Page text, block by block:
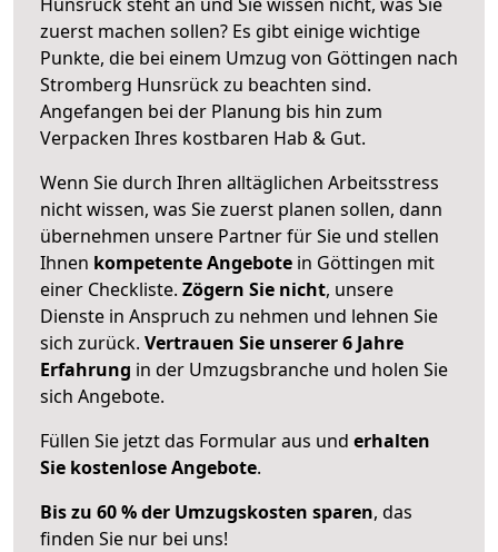
zuerst machen sollen? Es gibt einige wichtige
Punkte, die bei einem Umzug von Göttingen nach
Stromberg Hunsrück zu beachten sind.
Angefangen bei der Planung bis hin zum
Verpacken Ihres kostbaren Hab & Gut.
Wenn Sie durch Ihren alltäglichen Arbeitsstress
nicht wissen, was Sie zuerst planen sollen, dann
übernehmen unsere Partner für Sie und stellen
Ihnen kompetente Angebote in Göttingen mit
einer Checkliste. Zögern Sie nicht, unsere
Dienste in Anspruch zu nehmen und lehnen Sie
sich zurück. Vertrauen Sie unserer 6 Jahre
Erfahrung in der Umzugsbranche und holen Sie
sich Angebote.
Füllen Sie jetzt das Formular aus und erhalten
Sie kostenlose Angebote.
Bis zu 60 % der Umzugskosten sparen, das
finden Sie nur bei uns!